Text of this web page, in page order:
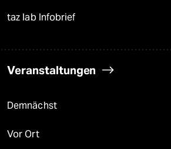
taz lab Infobrief
Veranstaltungen
Demnächst
Vor Ort